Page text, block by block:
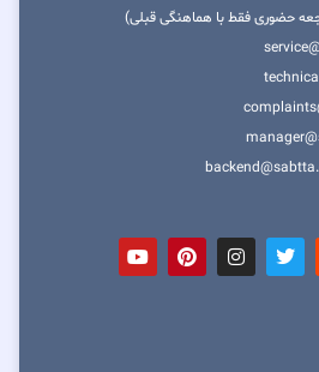
حضوری فقط با هماهنگی قبلی)